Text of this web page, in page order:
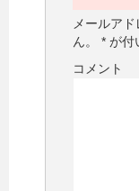
メールア
ん。
* が付
コメント